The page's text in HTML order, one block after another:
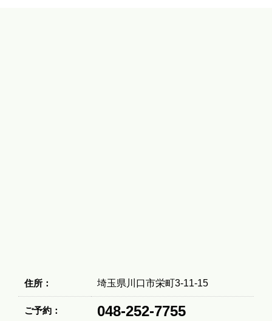
住所： 埼玉県川口市栄町3-11-15
ご予約： 048-252-7755